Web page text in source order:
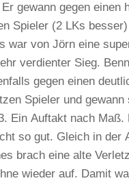
gewann gegen einen
Spieler (2 LKs
war von Jörn eine
verdienter Sieg.
gegen einen
Spieler und
Ein Auftakt nach Maß.
so gut. Gleich in der
brach eine alte
wieder auf. Damit